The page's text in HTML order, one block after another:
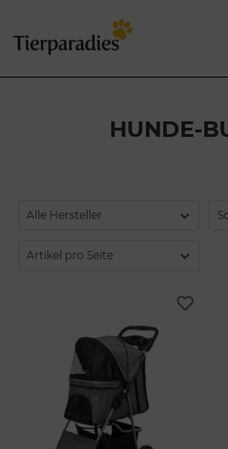
HUNDE-
Alle Hersteller
Artikel pro Seite